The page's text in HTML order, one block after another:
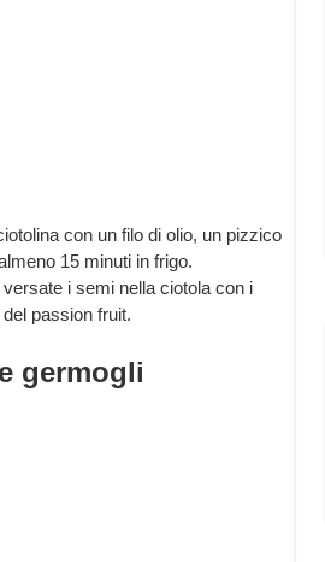
con un filo di olio, un pizzico
15 minuti in frigo.
i semi nella ciotola con i
passion fruit.
germogli